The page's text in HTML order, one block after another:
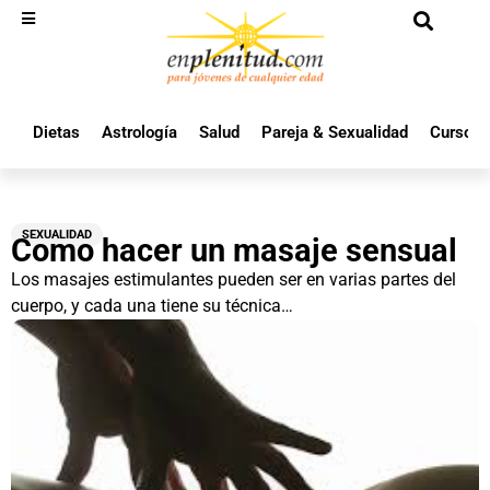
Dietas Astrología Salud Pareja & Sexualidad Cursos
SEXUALIDAD
Como hacer un masaje sensual
Los masajes estimulantes pueden ser en varias partes del
cuerpo, y cada una tiene su técnica…